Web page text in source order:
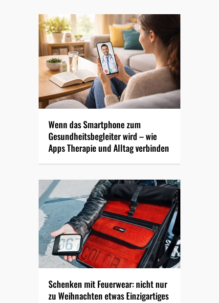
Wenn das Smartphone zum
Gesundheitsbegleiter wird – wie
Apps Therapie und Alltag verbinden
Schenken mit Feuerwear: nicht nur
zu Weihnachten etwas Einzigartiges